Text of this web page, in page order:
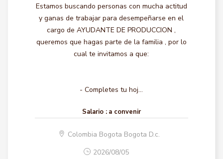
Estamos buscando personas con mucha actitud
y ganas de trabajar para desempeñarse en el
cargo de AYUDANTE DE PRODUCCION ,
queremos que hagas parte de la familia , por lo
cual te invitamos a que:
- Completes tu hoj...
Salario : a convenir
Colombia Bogota Bogota D.c.
2026/08/05